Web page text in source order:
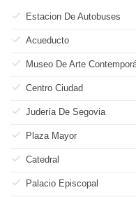
Estacion De Autobuses
Acueducto
Museo De Arte
Centro Ciudad
Judería De Segovia
Plaza Mayor
Catedral
Palacio Episcopal